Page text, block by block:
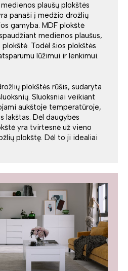
plaušų plokštės
panaši į medžio drožlių
gamyba. MDF plokštė
medienos plaušus,
Todėl šios plokštės
lūžimui ir lenkimui.
plokštės rūšis, sudaryta
Sluoksniai veikiant
aukštoje temperatūroje,
lakštas. Dėl daugybės
yra tvirtesnė už vieno
plokštę. Dėl to ji idealiai